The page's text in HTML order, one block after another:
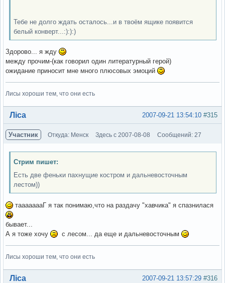
Тебе не долго ждать осталось...и в твоём ящике появится
белый конверт...:):):)
Здорово... я жду
между прочим-(как говорил один литературный герой)
ожидание приносит мне много плюсовых эмоций
Лисы хороши тем, что они есть
Вне форума #315
2007-09-21 13:54:10
Ліса
Участник Откуда: Менск Здесь с 2007-08-08 Сообщений: 27
Стрим пишет:
Есть две феньки пахнущие костром и дальневосточным
лестом))
таааааааГ я так понимаю,что на раздачу "хавчика" я спазнилася
бывает...
А я тоже хочу
с лесом... да еще и дальневосточным
Лисы хороши тем, что они есть
Вне форума #316
2007-09-21 13:57:29
Ліса